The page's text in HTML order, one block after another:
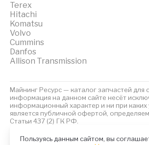
Пользуясь данным сайтом, вы
Terex
Hitachi
Komatsu
Volvo
Cummins
Danfos
Allison Transmission
Майнинг Ресурс — каталог запчастей для
информация на данном сайте несёт
информационный характер и ни при каких
является публичной офертой,
Статьи 437 (2) ГК РФ.
Политика обработки персональных